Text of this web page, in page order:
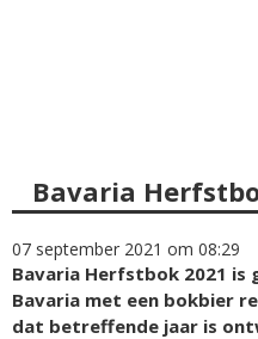
Bavaria
07 september 2021 om 08:29
Bavaria Herfstbok 2021 is
Bavaria met een bokbier
dat betreffende jaar is